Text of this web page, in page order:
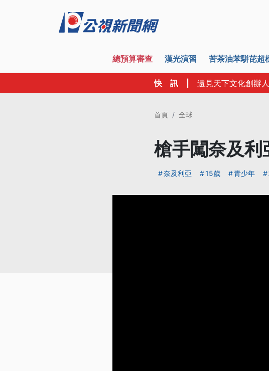
總預算審查 漢光演習 苦茶油苯駢芘超
快 訊 遠見天下文化創辦
首頁 全球
槍手闖奈及利
奈及利亞 15歲 青少年